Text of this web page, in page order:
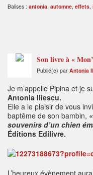
Balises : antonia, automne, effets,
Son livre à «
Publié(e) par Antonia
Je m’appelle Pipina et je
Antonia Iliescu.
Elle a le plaisir de vous
baptême de son bambin,
souvenirs d’un chien
Éditions Edilivre.